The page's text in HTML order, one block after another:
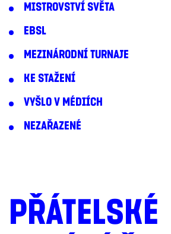
MISTROVSTVÍ SVĚTA
EBSL
MEZINÁRODNÍ TURNAJE
KE STAŽENÍ
VYŠLO V MÉDIÍCH
NEZAŘAZENÉ
PŘÁTELSKÉ